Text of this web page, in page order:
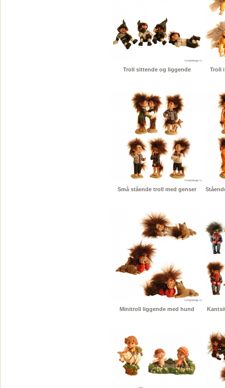
Troll sittende og liggende Troll
Små stående troll med genser
Minitroll liggende med hund